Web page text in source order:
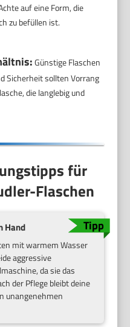
auf eine Form, die
zu befüllen ist.
Günstige Flaschen
Sicherheit sollten Vorrang
die langlebig und
für
Flaschen
Hand
mit warmem Wasser
aggressive
da sie das
der Pflege bleibt deine
unangenehmen